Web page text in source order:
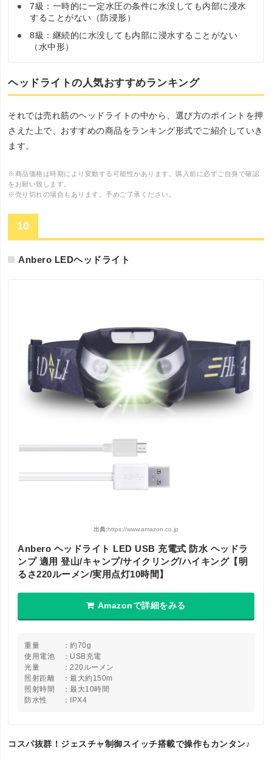
7級：一時的に一定水圧の条件に水没しても内部に浸水
することがない（防浸形）
8級：継続的に水没しても内部に浸水することがない
（水中形）
ヘッドライトの人気おすすめランキング
それでは売れ筋のヘッドライトの中から、選び方のポイントを押
さえた上で、おすすめの商品をランキング形式でご紹介していき
ます。
※商品価格は時期により変動する可能性があります。購入前に必ずご自身で確認
をお願い致します。
※売り切れの場合もあります。予めご了承ください。
10
Anbero LEDヘッドライト
出典:https://www.amazon.co.jp
Anbero ヘッドライト LED USB 充電式 防水 ヘッドラ
ンプ 適用 登山/キャンプ/サイクリング/ハイキング【明
るさ220ルーメン/実用点灯10時間】
Amazonで詳細をみる
重量 ：約70g
使用電池 ：USB充電
光量 ：220ルーメン
照射距離 ：最大約150m
照射時間 ：最大10時間
防水性 ：IPX4
コスパ抜群！ジェスチャ制御スイッチ搭載で操作もカンタン♪